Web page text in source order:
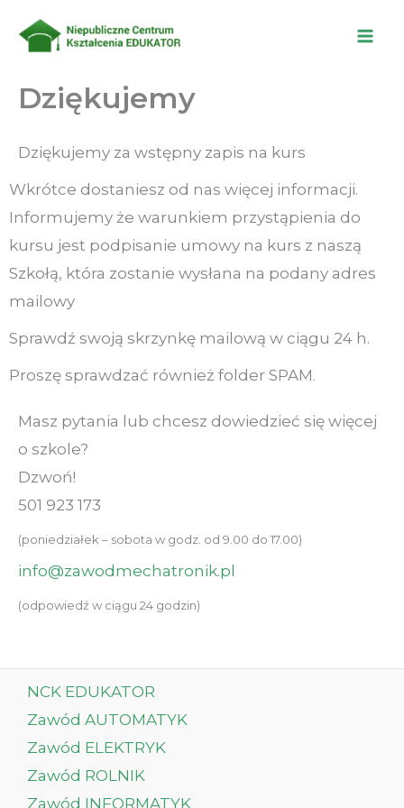
do
Dziękujemy
Dziękujemy za wstępny zapis na kurs
Wkrótce dostaniesz od nas więcej informacji.
Informujemy że warunkiem przystąpienia do
kursu jest podpisanie umowy na kurs z naszą
Szkołą, która zostanie wysłana na podany adres
mailowy
Sprawdź swoją skrzynkę mailową w ciągu 24 h.
Proszę sprawdzać również folder SPAM.
Masz pytania lub chcesz dowiedzieć się więcej
o szkole?
Dzwoń!
501 923 173
(poniedziałek – sobota w godz. od 9.00 do 17.00)
info@zawodmechatronik.pl
(odpowiedź w ciągu 24 godzin)
NCK EDUKATOR
Zawód AUTOMATYK
Zawód ELEKTRYK
Zawód ROLNIK
Zawód INFORMATYK